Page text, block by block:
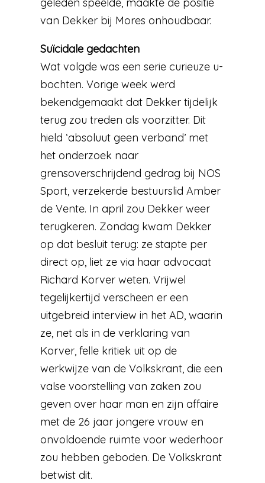
van Dekker bij Mores onhoudbaar.
Suïcidale gedachten
Wat volgde was een serie curieuze u-
bochten. Vorige week werd
bekendgemaakt dat Dekker tijdelijk
terug zou treden als voorzitter. Dit
hield ‘absoluut geen verband’ met
het onderzoek naar
grensoverschrijdend gedrag bij NOS
Sport, verzekerde bestuurslid Amber
de Vente. In april zou Dekker weer
terugkeren. Zondag kwam Dekker
op dat besluit terug: ze stapte per
direct op, liet ze via haar advocaat
Richard Korver weten. Vrijwel
tegelijkertijd verscheen er een
uitgebreid interview in het AD, waarin
ze, net als in de verklaring van
Korver, felle kritiek uit op de
werkwijze van de Volkskrant, die een
valse voorstelling van zaken zou
geven over haar man en zijn affaire
met de 26 jaar jongere vrouw en
onvoldoende ruimte voor wederhoor
zou hebben geboden. De Volkskrant
betwist dit.